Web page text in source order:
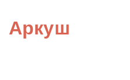
content
Аркуш